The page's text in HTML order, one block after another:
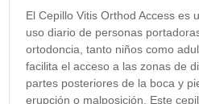
El Cepillo Vitis Orthod Access es
uso diario de personas
ortodoncia, tanto niños como
facilita el acceso a las zonas de
partes posteriores de la boca y
erupción o malposición. Este